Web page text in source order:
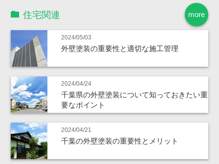
more
住宅関連
2024/05/03
外壁塗装の重要性と適切な施工管理
2024/04/24
千葉県の外壁塗装について知っておきたい重
要なポイント
2024/04/21
千葉の外壁塗装の重要性とメリット